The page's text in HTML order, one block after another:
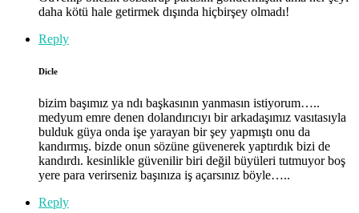
daha kötü hale getirmek dışında hiçbirşey olmadı!
Reply
Dicle
bizim başımız ya ndı başkasının yanmasın istiyorum…..
medyum emre denen dolandırıcıyı bir arkadaşımız vasıtasıyla
bulduk güya onda işe yarayan bir şey yapmıştı onu da
kandırmış. bizde onun sözüne güvenerek yaptırdık bizi de
kandırdı. kesinlikle güvenilir biri değil büyüleri tutmuyor boş
yere para verirseniz başınıza iş açarsınız böyle…..
Reply